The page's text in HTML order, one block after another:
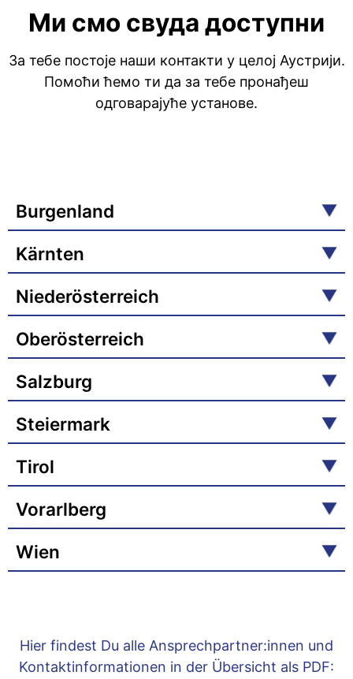
Ми смо свуда доступни
За тебе постоје наши контакти у целој Аустрији.
Помоћи ћемо ти да за тебе пронађеш
одговарајуће установе.
Burgenland
Kärnten
Niederösterreich
Oberösterreich
Salzburg
Steiermark
Tirol
Vorarlberg
Wien
Hier findest Du alle Ansprechpartner:innen und
Kontaktinformationen in der Übersicht als PDF: